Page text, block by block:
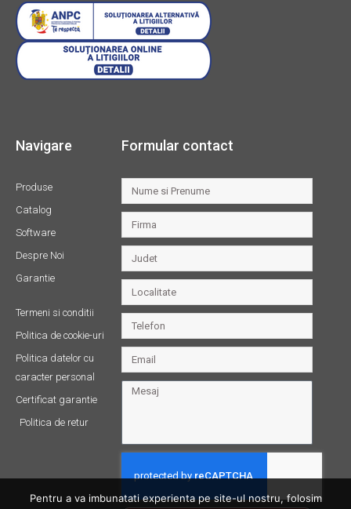
Navigare
Produse
Catalog
Software
Despre Noi
Garantie
Termeni si conditii
Politica de cookie-uri
Politica datelor cu
caracter personal
Certificat garantie
Politica de retur
Formular contact
Pentru a va imbunatati experienta pe site-ul nostru, folosim